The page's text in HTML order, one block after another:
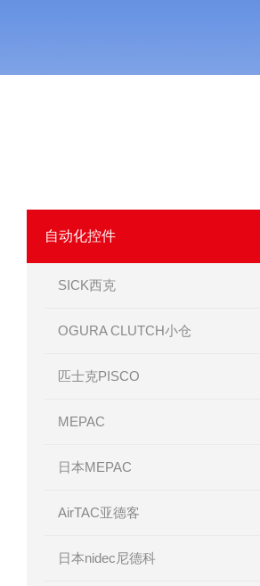
自动化控件
SICK西克
OGURA CLUTCH小仓
匹士克PISCO
MEPAC
日本MEPAC
AirTAC亚德客
日本nidec尼德科